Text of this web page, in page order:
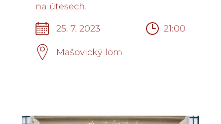
na útesech.
V případě nepřízně počasí
sledujte náš web, budeme
aktualizovat informace
25. 7. 2023 21:00
Mašovický lom